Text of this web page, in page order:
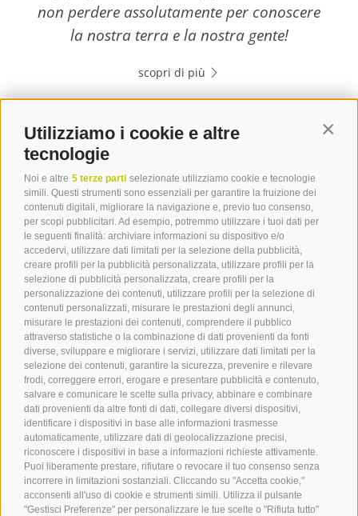
Utilizziamo i cookie e altre
tecnologie
Noi e altre 5 terze parti selezionate utilizziamo cookie e tecnologie
simili. Questi strumenti sono essenziali per garantire la fruizione dei
contenuti digitali, migliorare la navigazione e, previo tuo consenso,
per scopi pubblicitari. Ad esempio, potremmo utilizzare i tuoi dati per
le seguenti finalità: archiviare informazioni su dispositivo e/o
accedervi, utilizzare dati limitati per la selezione della pubblicità,
creare profili per la pubblicità personalizzata, utilizzare profili per la
selezione di pubblicità personalizzata, creare profili per la
personalizzazione dei contenuti, utilizzare profili per la selezione di
contenuti personalizzati, misurare le prestazioni degli annunci,
misurare le prestazioni dei contenuti, comprendere il pubblico
attraverso statistiche o la combinazione di dati provenienti da fonti
diverse, sviluppare e migliorare i servizi, utilizzare dati limitati per la
selezione dei contenuti, garantire la sicurezza, prevenire e rilevare
frodi, correggere errori, erogare e presentare pubblicità e contenuto,
salvare e comunicare le scelte sulla privacy, abbinare e combinare
dati provenienti da altre fonti di dati, collegare diversi dispositivi,
identificare i dispositivi in base alle informazioni trasmesse
automaticamente, utilizzare dati di geolocalizzazione precisi,
riconoscere i dispositivi in base a informazioni richieste attivamente.
Puoi liberamente prestare, rifiutare o revocare il tuo consenso senza
incorrere in limitazioni sostanziali. Cliccando su "Accetta cookie,"
acconsenti all'uso di cookie e strumenti simili. Utilizza il pulsante
"Gestisci Preferenze" per personalizzare le tue scelte o "Rifiuta tutto"
non perdere assolutamente per conoscere
la nostra terra e la nostra gente!
scopri di più
Contatto
Associazione Turistica
Terlano
P.zza Dott. Weiser 2
39018 Terlano BZ
Tel. 0471 257 165
info@terlan.info